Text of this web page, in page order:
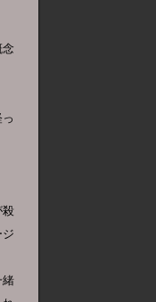
殺
緒